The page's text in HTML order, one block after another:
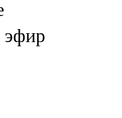
эфир